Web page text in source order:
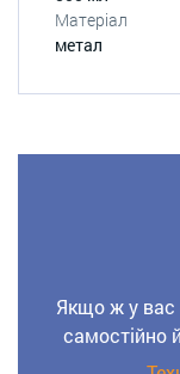
Матеріал
метал
Якщо ж у вас
самостійно